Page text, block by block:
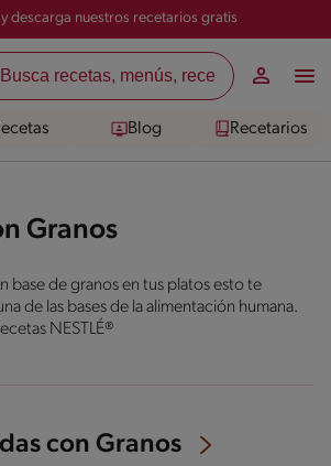
descarga nuestros recetarios gratis
Blog Recetarios
Granos
base de granos en tus platos esto te
de las bases de la alimentación humana.
NESTLÉ®
con Granos